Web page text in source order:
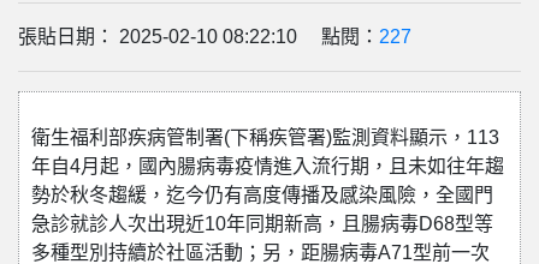
張貼日期： 2025-02-10 08:22:10 點閱： 227
衛生福利部疾病管制署(下稱疾管署)監測資料顯示，113
年自4月起，國內腸病毒疫情進入流行期，且未如往年趨
勢於秋冬趨緩，迄今仍有高度傳播及感染風險，全國門
急診就診人次出現近10年同期新高，且腸病毒D68型等
多種型別持續於社區活動；另，距腸病毒A71型前一次